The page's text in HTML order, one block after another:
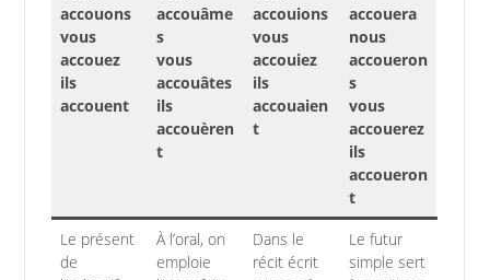
accouons
vous
accouez
ils
accouent
accouâme
s
vous
accouâtes
ils
accouèren
t
accouions
vous
accouiez
ils
accouaien
t
accouera
nous
accoueron
s
vous
accouerez
ils
accoueron
t
Le présent
de
À l’oral, on
emploie
Dans le
récit écrit
Le futur
simple sert